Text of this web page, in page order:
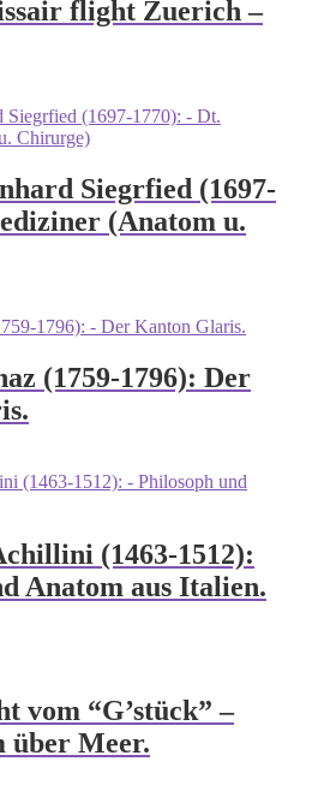
flight Zuerich –
Siegrfied (1697-
(Anatom u.
(1759-1796): Der
(1463-1512):
Anatom aus Italien.
vom “G’stück” –
über Meer.